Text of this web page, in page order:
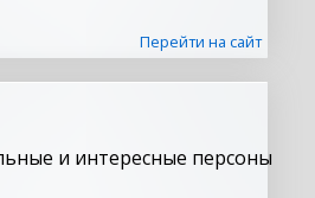
Перейти на сайт
и интересные персоны